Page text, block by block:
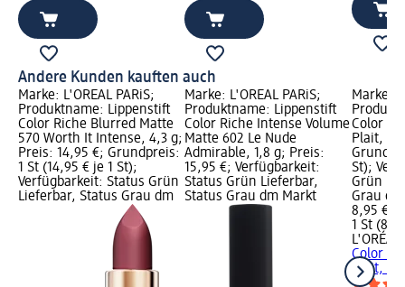
Andere Kunden kauften auch
Marke: L'ORÉAL PARiS;
Produktname: Lippenstift
Color Riche Blurred Matte
570 Worth It Intense, 4,3 g;
Preis: 14,95 €; Grundpreis:
1 St (14,95 € je 1 St);
Verfügbarkeit: Status Grün
Lieferbar, Status Grau dm
Marke: L'ORÉAL PARiS;
Produktname: Lippenstift
Color Riche Intense Volume
Matte 602 Le Nude
Admirable, 1,8 g; Preis:
15,95 €; Verfügbarkeit:
Status Grün Lieferbar,
Status Grau dm Markt
Marke:
Color
Plait,
St);
Grün
Grau
8,95 €
1 St
L'ORÉAL
Color
Plait,